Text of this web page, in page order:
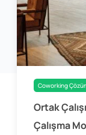
Coworking
Ortak
Çalışma